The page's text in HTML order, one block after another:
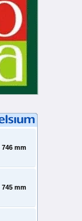
746 mm
745 mm